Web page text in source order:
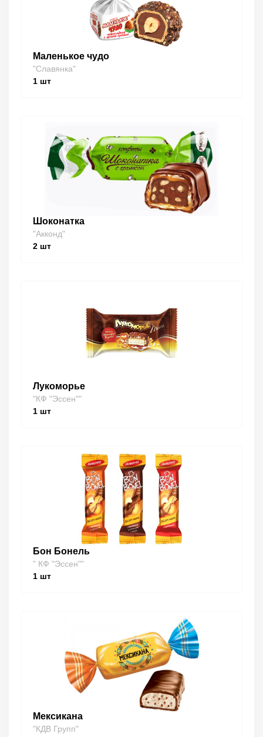
Маленькое чудо
"Славянка"
1 шт
Шоконатка
"Акконд"
2 шт
Лукоморье
"КФ "Эссен""
1 шт
Бон Бонель
" КФ "Эссен""
1 шт
Мексикана
"КДВ Групп"